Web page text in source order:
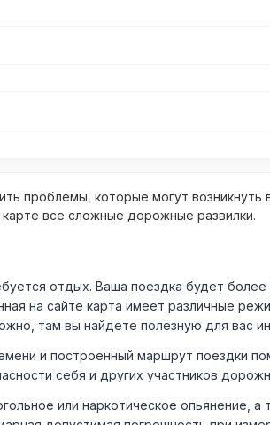
проблемы, которые могут
все сложные дорожные развилки.
отдых. Ваша поездка будет более
на сайте карта имеет различные
там вы найдете полезную для вас
и построенный маршрут поездки
себя и других участников
или наркотическое опьянение,